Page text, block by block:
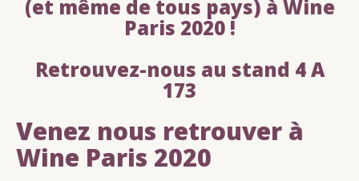
(et même de tous pays) à Wine
Paris 2020 !
Retrouvez-nous au stand 4 A
173
Venez nous retrouver à
Wine Paris 2020